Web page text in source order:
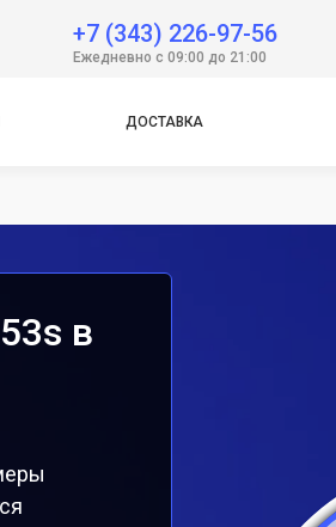
+7 (343) 226-97-56
Ежедневно с 09:00 до 21:00
ДОСТАВКА
в